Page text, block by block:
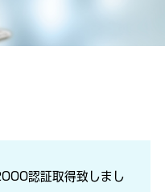
認証取得致しまし